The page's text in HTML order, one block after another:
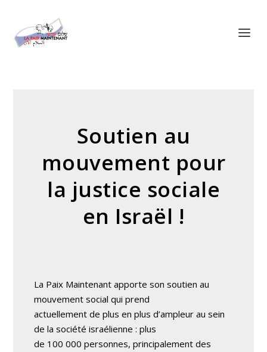
Soutien au
mouvement pour
la justice sociale
en Israël !
La Paix Maintenant apporte son soutien au
mouvement social qui prend
actuellement de plus en plus d’ampleur au sein
de la société israélienne : plus
de 100 000 personnes, principalement des